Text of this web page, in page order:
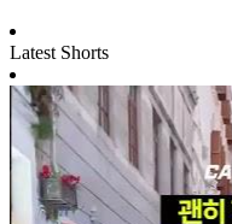
Latest Shorts